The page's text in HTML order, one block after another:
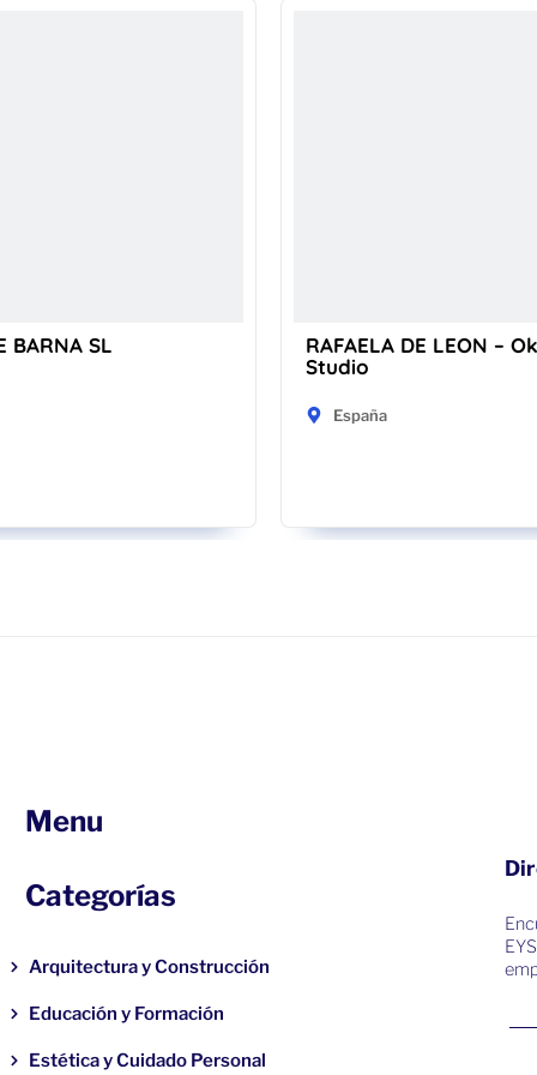
BARNA SL
RAFAELA DE LEON –
Studio
España
Menu
Categorías
Arquitectura y Construcción
Educación y Formación
Estética y Cuidado Personal